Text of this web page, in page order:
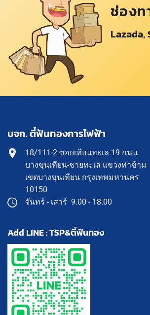
ช่องท
Lazada,
บจก. ตี๋ฟันทองการไฟฟ้า
18/111-2 ซอยเทียนทะเล 19 ถนน
บางขุนเทียน-ชายทะเล แขวงท่าข้าม
เขตบางขุนเทียน กรุงเทพมหานคร
10150
จันทร์ - เสาร์ 9.00 - 18.00
Add LINE : TSP&ตี๋ฟันทอง